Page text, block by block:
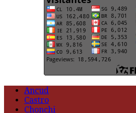
Ancud
Castro
Chonchi